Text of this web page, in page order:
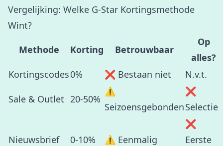
Vergelijking: Welke G-Star Kortingsmethode
Wint?
Methode Korting Betrouwbaar
Op
alles?
Kortingscodes0% ❌ Bestaan niet N.v.t.
Sale & Outlet 20-50%
⚠️
Seizoensgebonden
❌
Selectie
Nieuwsbrief 0-10% ⚠️ Eenmalig
❌
Eerste